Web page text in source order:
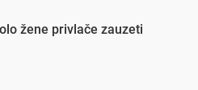
žene privlače zauzeti